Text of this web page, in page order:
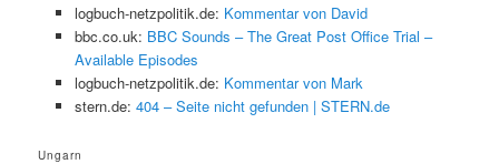
logbuch-netzpolitik.de: Kommentar von David
bbc.co.uk: BBC Sounds – The Great Post Office Trial –
Available Episodes
logbuch-netzpolitik.de: Kommentar von Mark
stern.de: 404 – Seite nicht gefunden | STERN.de
Ungarn